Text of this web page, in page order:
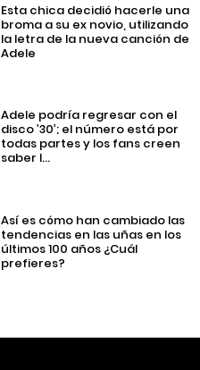
Esta chica decidió hacerle una
broma a su ex novio, utilizando
la letra de la nueva canción de
Adele
Adele podría regresar con el
disco ’30’; el número está por
todas partes y los fans creen
saber l...
Así es cómo han cambiado las
tendencias en las uñas en los
últimos 100 años ¿Cuál
prefieres?